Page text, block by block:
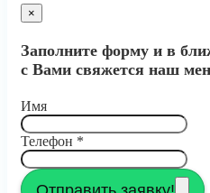
×
Заполните форму и в
с Вами свяжется наш
Имя
Телефон *